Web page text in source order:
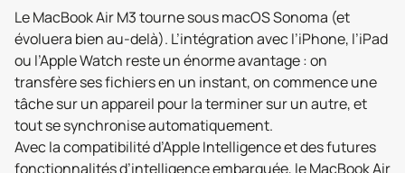
Le MacBook Air M3 tourne sous macOS Sonoma (et
évoluera bien au-delà). L’intégration avec l’iPhone, l’iPad
ou l’Apple Watch reste un énorme avantage : on
transfère ses fichiers en un instant, on commence une
tâche sur un appareil pour la terminer sur un autre, et
tout se synchronise automatiquement.
Avec la compatibilité d’Apple Intelligence et des futures
fonctionnalités d’intelligence embarquée, le MacBook Air